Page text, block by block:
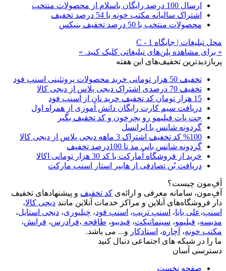
ارسال 100 درصد رایگان باسلام از محصولات منتخب
اشتراک سالیانه مکتب خونه با 54 درصد تخفیف
محصولات منتخب با 50 درصد تخفیف بنیکس
محل تبلیغات | جایگاه C - 1
« برای مشاهده پلن‌های تبلیغاتی کلیک کنید. »
پربازدیدترین تخفیف‌های این هفته
تخفیف 50 هزار تومانی خرید محصولات پروتئینی اسنپ فود
تخفیف 70 درصدی اشتراک دیجی پلاس از دیجی کالا
15 هزار تومان کد تخفیف خرید نان از اسنپ فود
دریافت سیم کارت رایگان دانش آموزی از همراه اول
جت پات فیلیمو رو بچرخون و کد تخفیف بگیر
گردونه شانس با ایرانسل
%100 کد تخفیف اشتراک 3 ماهه دیجی پلاس از دیجی کالا
گردونه شانس بانی مد تا 100درصد تخفیف
خرید از فروشگاه اُمارکت با کد 30 هزار تومانی اکالا
دریافت بُن تصادفی از هایپر استار اسنپ مارکت
آفِ‌مون چیست؟
آفِ‌مون، سامانه معرفی و ارائه‌ی کد تخفیف و پیشنهادهای تخفیف
دار فروشگاه‌های آنلاین و مراکز خدمات آنلاین مانند دیجی کالا،
اسنپ،علی بابا، اسنپ تریپ، اسنپ فود، چیلیوری، دیجی استایل،
مدیسه، فیلیمو، سینماتیکت، فیدیبو، طاقچه ،فرادرس، فرانش،
مکتب خونه، آچاره، استادکار و... می باشد.
ما را در شبکه های اجتماعی دنبال کنید
دسترسی آسان
صفحه نخست